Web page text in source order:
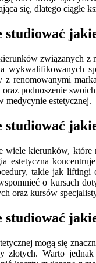
się, dlatego ciągłe
związanych z
z renomowanymi
oraz podnoszenie
medycynie estetycznej.
studiować
wiele kierunków,
estetyczna
takie jak
o kursach
oraz kursów
studiować
mogą się
Warto